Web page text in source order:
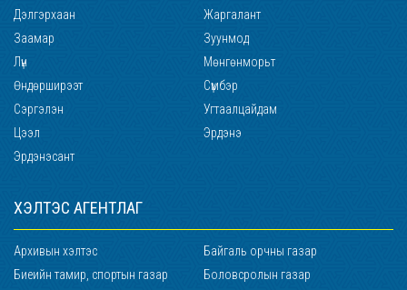
Дэлгэрхаан
Жаргалант
Заамар
Зуунмод
Лүн
Мөнгөнморьт
Өндөрширээт
Сүмбэр
Сэргэлэн
Угтаалцайдам
Цээл
Эрдэнэ
Эрдэнэсант
ХЭЛТЭС АГЕНТЛАГ
Архивын хэлтэс
Байгаль орчны газар
Биеийн тамир, спортын газар
Боловсролын газар